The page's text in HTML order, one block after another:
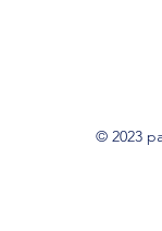
© 2023